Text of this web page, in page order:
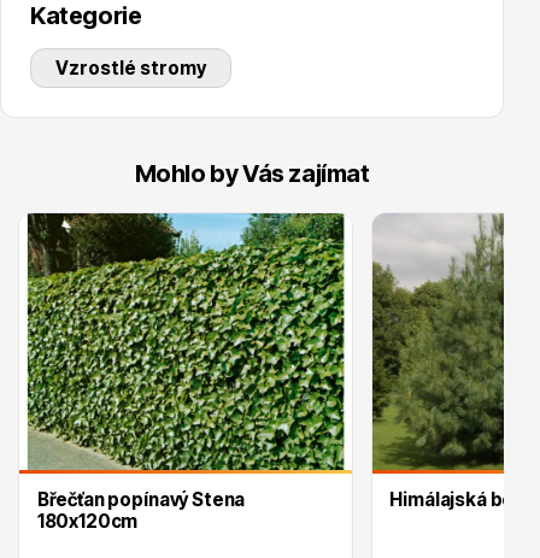
Drobná ovoce
Substráty, hnojiva, kůra
Trvalky
Kategorie
Vzrostlé stromy
Mohlo by Vás zajímat
Břečťan popínavý Stena
180x120cm
Himálajská